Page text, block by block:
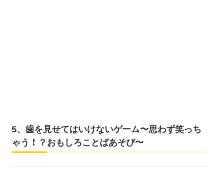
5、歯を見せてはいけないゲーム〜思わず笑っち
ゃう！？おもしろことばあそび〜